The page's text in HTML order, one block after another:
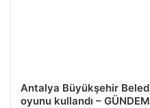
Antalya Büyükşehir
oyunu kullandı – GÜNDEM